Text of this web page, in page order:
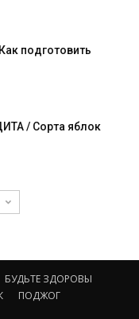
подготовить
/ Сорта яблок
БУДЬТЕ ЗДОРОВЫ
ПОДЖОГ